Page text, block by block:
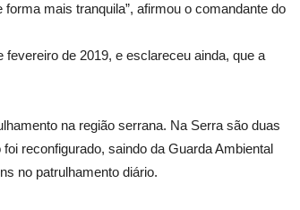
mais tranquila”, afirmou o comandante do
de 2019, e esclareceu ainda, que a
na região serrana. Na Serra são duas
reconfigurado, saindo da Guarda Ambiental
no patrulhamento diário.